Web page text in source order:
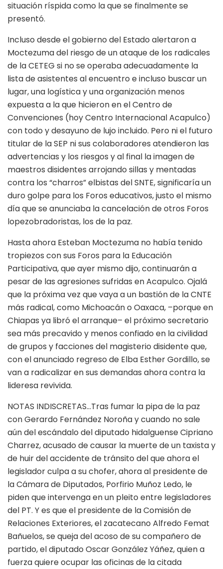
situación ríspida como la que se finalmente se
presentó.
Incluso desde el gobierno del Estado alertaron a
Moctezuma del riesgo de un ataque de los radicales
de la CETEG si no se operaba adecuadamente la
lista de asistentes al encuentro e incluso buscar un
lugar, una logística y una organización menos
expuesta a la que hicieron en el Centro de
Convenciones (hoy Centro Internacional Acapulco)
con todo y desayuno de lujo incluido. Pero ni el futuro
titular de la SEP ni sus colaboradores atendieron las
advertencias y los riesgos y al final la imagen de
maestros disidentes arrojando sillas y mentadas
contra los “charros” elbistas del SNTE, significaría un
duro golpe para los Foros educativos, justo el mismo
día que se anunciaba la cancelación de otros Foros
lopezobradoristas, los de la paz.
Hasta ahora Esteban Moctezuma no había tenido
tropiezos con sus Foros para la Educación
Participativa, que ayer mismo dijo, continuarán a
pesar de las agresiones sufridas en Acapulco. Ojalá
que la próxima vez que vaya a un bastión de la CNTE
más radical, como Michoacán o Oaxaca, –porque en
Chiapas ya libró el arranque– el próximo secretario
sea más precavido y menos confiado en la civilidad
de grupos y facciones del magisterio disidente que,
con el anunciado regreso de Elba Esther Gordillo, se
van a radicalizar en sus demandas ahora contra la
lideresa revivida.
NOTAS INDISCRETAS…Tras fumar la pipa de la paz
con Gerardo Fernández Noroña y cuando no sale
aún del escándalo del diputado hidalguense Cipriano
Charrez, acusado de causar la muerte de un taxista y
de huir del accidente de tránsito del que ahora el
legislador culpa a su chofer, ahora al presidente de
la Cámara de Diputados, Porfirio Muñoz Ledo, le
piden que intervenga en un pleito entre legisladores
del PT. Y es que el presidente de la Comisión de
Relaciones Exteriores, el zacatecano Alfredo Femat
Bañuelos, se queja del acoso de su compañero de
partido, el diputado Oscar González Yáñez, quien a
fuerza quiere ocupar las oficinas de la citada